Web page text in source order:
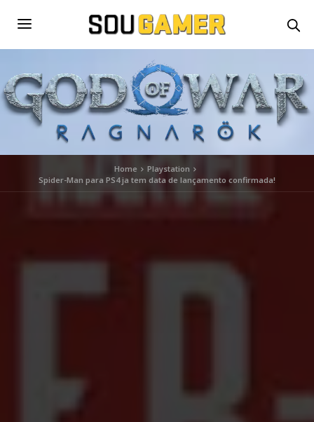
Home
Playstation
Spider-Man para PS4 ja tem data de lançamento confirmada!